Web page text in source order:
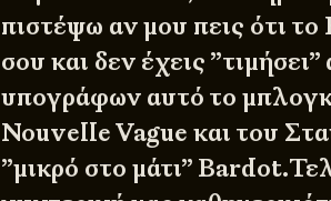
πιστέψω αν μου πεις ότι το
σου και δεν έχεις
υπογράφων αυτό το
Nouvelle Vague και του
”μικρό στο μάτι”